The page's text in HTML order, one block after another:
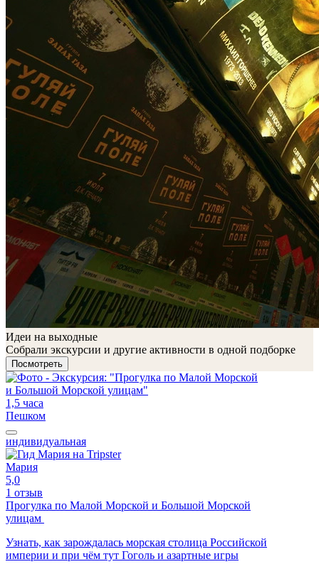
Идеи на выходные
Собрали экскурсии и другие активности в одной подборке
Посмотреть
1,5 часа
Пешком
индивидуальная
Мария
5,0
1 отзыв
Прогулка по Малой Морской и Большой Морской
улицам
Узнать, как зарождалась морская столица Российской
империи и при чём тут Гоголь и азартные игры